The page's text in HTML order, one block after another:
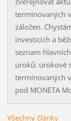
termínovaných
záložen.
investicích a
seznam
úroků: úrokové
termínovaných
pod MONETA
Všechny články